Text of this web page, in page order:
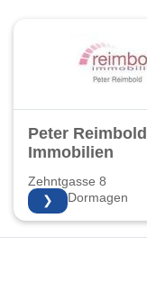
Peter Reimbold
Immobilien
Zehntgasse 8
41541 Dormagen
❯